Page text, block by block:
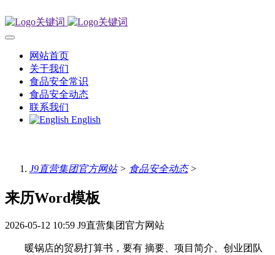
网站首页
关于我们
食品安全常识
食品安全动态
联系我们
English
J9直营集团官方网站> 食品安全动态>
来历Word模板
2026-05-12 10:59 J9直营集团官方网站
暖锅店的贸易打算书，要有 摘要、项目简介、创业团队